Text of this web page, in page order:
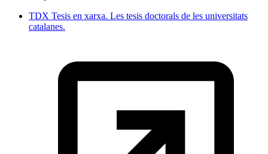
TDX Tesis en xarxa. Les tesis doctorals de les universitats
catalanes.